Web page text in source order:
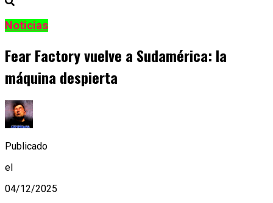
Noticias
Fear Factory vuelve a Sudamérica: la
máquina despierta
Publicado
el
04/12/2025